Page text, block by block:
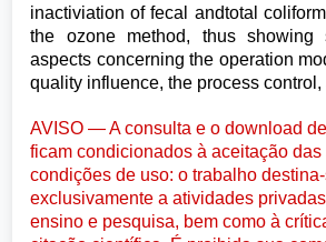
inactiviation of fecal andtotal
the ozone method, thus showing
aspects concerning the operation
quality influence, the process control,
AVISO — A consulta e o download
ficam condicionados à aceitação
condições de uso: o trabalho
exclusivamente a atividades
ensino e pesquisa, bem como à